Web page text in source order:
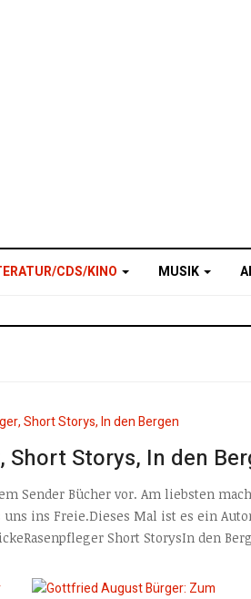
CDS/KINO MUSIK
Short Storys, In den
Sender Bücher vor. Am liebsten
ins Freie.Dieses Mal ist es ein
Short StorysIn den